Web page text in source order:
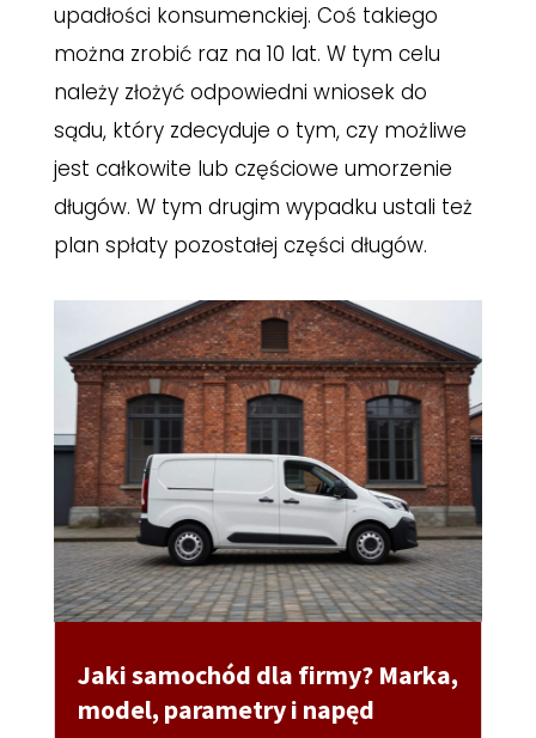
upadłości konsumenckiej. Coś takiego
można zrobić raz na 10 lat. W tym celu
należy złożyć odpowiedni wniosek do
sądu, który zdecyduje o tym, czy możliwe
jest całkowite lub częściowe umorzenie
długów. W tym drugim wypadku ustali też
plan spłaty pozostałej części długów.
Jaki samochód dla firmy? Marka,
model, parametry i napęd